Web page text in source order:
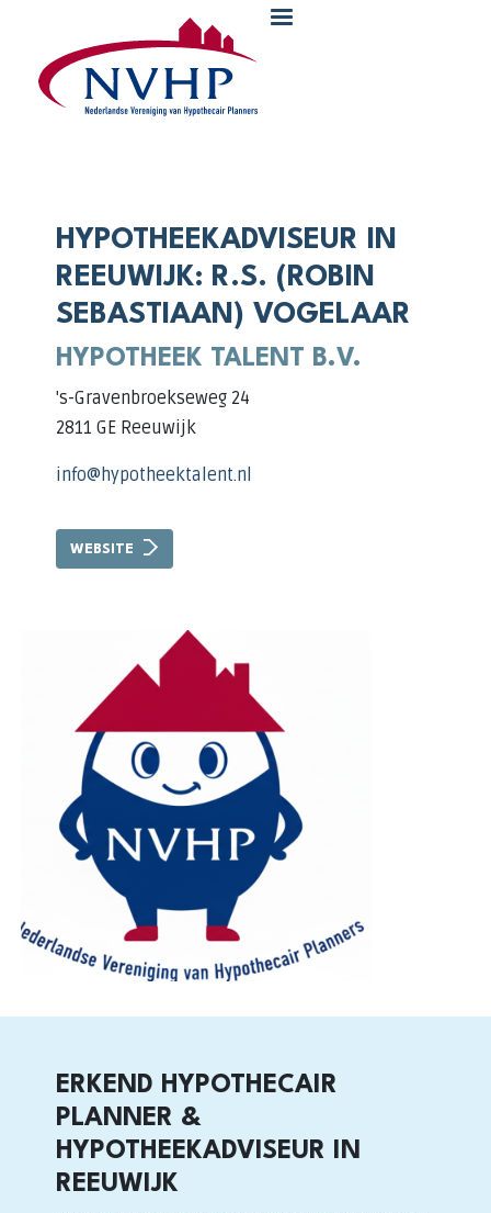
Overslaan en naar de inhoud gaan
HYPOTHEEKADVISEUR IN
REEUWIJK: R.S. (ROBIN
SEBASTIAAN) VOGELAAR
HYPOTHEEK TALENT B.V.
's-Gravenbroekseweg 24
2811 GE Reeuwijk
info@hypotheektalent.nl
WEBSITE
ERKEND HYPOTHECAIR
PLANNER &
HYPOTHEEKADVISEUR IN
REEUWIJK